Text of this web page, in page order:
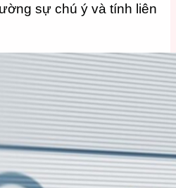
sự chú ý và tính liên